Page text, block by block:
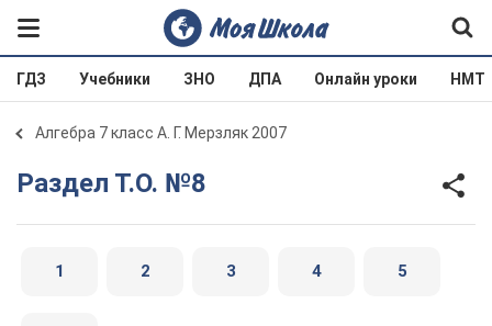
ГДЗ Учебники ЗНО ДПА Онлайн уроки НМТ
Алгебра 7 класс А. Г. Мерзляк 2007
Раздел Т.О. №8
1 2 3 4 5